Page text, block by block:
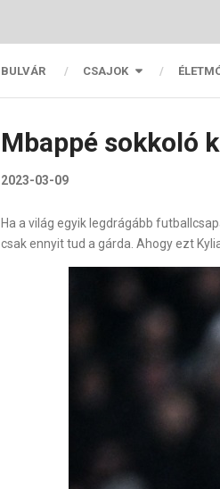
BULVÁR CSAJOK
Mbappé sokkoló
2023-03-09
Ha a világ egyik legdrágább
csak ennyit tud a gárda. Ahogy ezt